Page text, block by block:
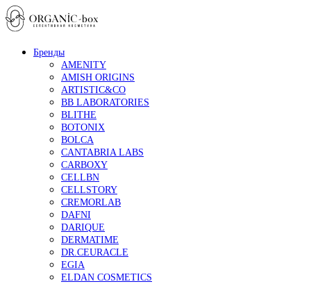
Бренды
AMENITY
AMISH ORIGINS
ARTISTIC&CO
BB LABORATORIES
BLITHE
BOTONIX
BOLCA
CANTABRIA LABS
CARBOXY
CELLBN
CELLSTORY
CREMORLAB
DAFNI
DARIQUE
DERMATIME
DR.CEURACLE
EGIA
ELDAN COSMETICS